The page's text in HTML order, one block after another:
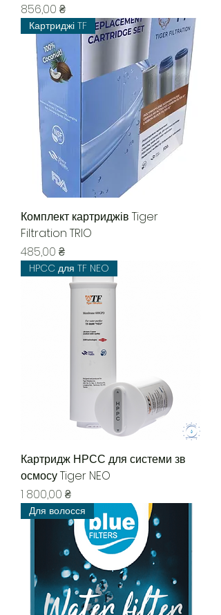
Цена
856,00 ₴
Картриджі TF
Комплект картриджів Tiger
Filtration TRIO
Цена
485,00 ₴
HPCC для TF NEO
Картридж НРСС для системи зв
осмосу Tiger NEO
Цена
1 800,00 ₴
Для волосся